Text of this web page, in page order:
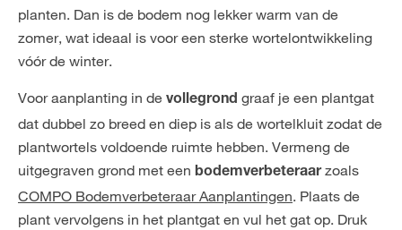
planten. Dan is de bodem nog lekker warm van de
zomer, wat ideaal is voor een sterke wortelontwikkeling
vóór de winter.
Voor aanplanting in de vollegrond graaf je een plantgat
dat dubbel zo breed en diep is als de wortelkluit zodat de
plantwortels voldoende ruimte hebben. Vermeng de
uitgegraven grond met een bodemverbeteraarzoals
COMPO Bodemverbeteraar Aanplantingen. Plaats de
plant vervolgens in het plantgat en vul het gat op. Druk